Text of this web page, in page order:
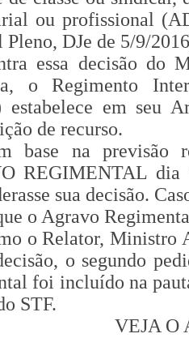
ou profissional
DJe de 5/9/
essa decisão do
o Regimento
estabelece em seu
de recurso.
base na previsão
REGIMENTAL dia
sua decisão.
o Agravo
o Relator, Ministro
o segundo
foi incluído na
STF.
VEJA O